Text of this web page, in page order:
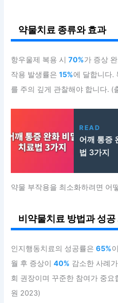
약물치료 종류와 효과
항우울제 복용 시70%가 증상
작용 발생률은15%에 달합니다.
를 주의 깊게 관찰해야 합니다. (
READ
어깨 통증
법 3가지
약물 부작용을 최소화하려면 어
비약물치료 방법과 성공
인지행동치료의 성공률은65%
월 후 증상이40% 감소한 사례
회 권장이며 꾸준한 참여가 중
원 2023)